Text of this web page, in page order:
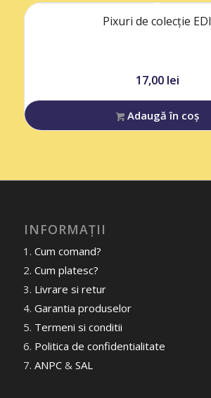
Pixuri de colecție EDI
17,00 lei
Adaugă în coș
INFORMAȚII
Cum comand?
Cum platesc?
Livrare si retur
Garantia produselor
Termeni si conditii
Politica de confidentialitate
ANPC& SAL